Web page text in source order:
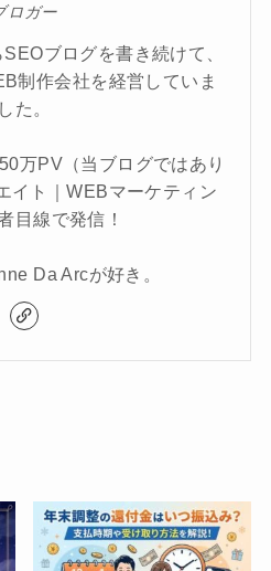
ロガー
ブログを書き続けて、
制作会社を経営していま
した。
万PV（当ブログではあり
イト｜WEBマーケティン
目線で発信！
Da Arcが好き。